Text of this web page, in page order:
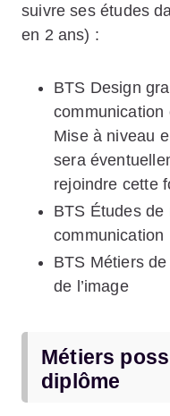
suivre ses études
en 2 ans) :
BTS Design
communication
Mise à niveau
sera
rejoindre cette
BTS Études de
communication
BTS Métiers
de l’image
Métiers
diplôme